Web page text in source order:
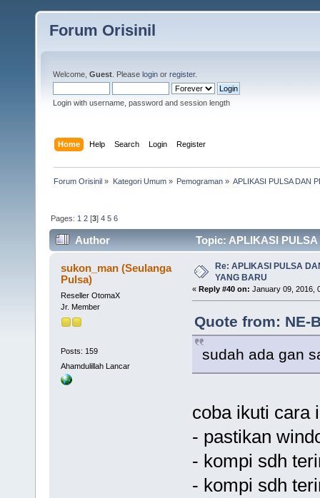
Forum Orisinil
Welcome, Guest . Please login or register.
Login with username, password and session length
Home Help Search Login Register
Forum Orisinil » Kategori Umum» Pemograman» APLIKASI PULSA DAN
Pages: 1 2 [3]4 5 6
Author Topic: APLIKASI
sukon_man (Seulanga
Pulsa)
Reseller OtomaX
Jr. Member
Posts: 159
Ahamdulillah Lancar
Re: APLIKASI PULSA
YANG BARU
« Reply #40 on: January 09, 2016,
Quote from: NE-
sudah ada gan
coba ikuti cara
- pastikan
- kompi sdh
- kompi sdh